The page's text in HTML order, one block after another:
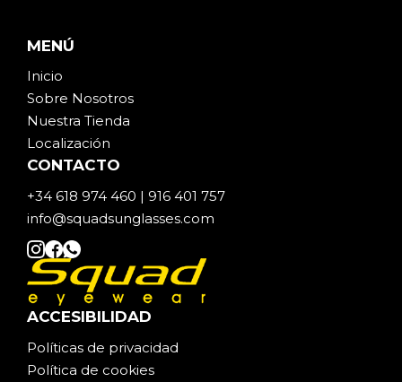
MENÚ
Inicio
Sobre Nosotros
Nuestra Tienda
Localización
CONTACTO
+34 618 974 460 | 916 401 757
info@squadsunglasses.com
ACCESIBILIDAD
Políticas de privacidad
Política de cookies